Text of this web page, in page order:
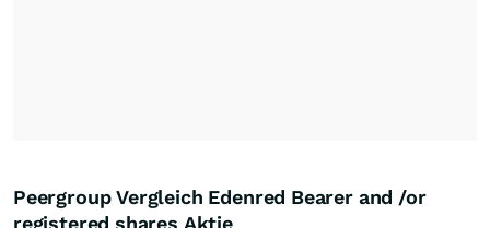
Peergroup Vergleich Edenred Bearer and /or
registered shares Aktie